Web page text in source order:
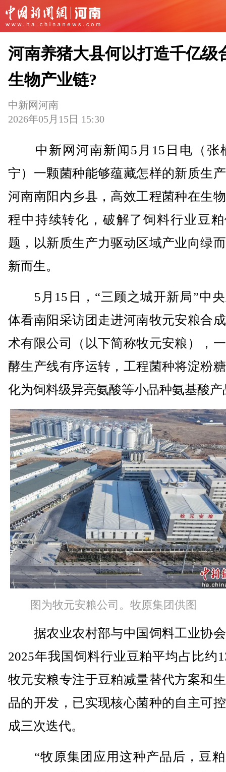
河南养猪大县何以打造千亿级
生物产业链?
中新网河南
2026年05月15日 15:30
中新网河南新闻5月15日电（张
宁）一颗菌种能够蕴藏怎样的新质生
河南南阳内乡县，高效工程菌种在生
程中持续转化，破解了饲料行业豆
题，以新质生产力驱动区域产业向绿
新而生。
5月15日，“三顾之城开新局”中央
体看南阳采访团走进河南牧元安粮合
术有限公司（以下简称牧元安粮），
酵生产线有序运转，工程菌种将淀粉
化为饲料级异亮氨酸等小品种氨基酸产
图为牧元安粮公司。牧原集团供图
据农业农村部与中国饲料工业协
2025年我国饲料行业豆粕平均占比约
牧元安粮专注于豆粕减量替代方案和
品的开发，已实现核心菌种的自主可
成三次迭代。
“牧原集团应用这种产品后，豆粕